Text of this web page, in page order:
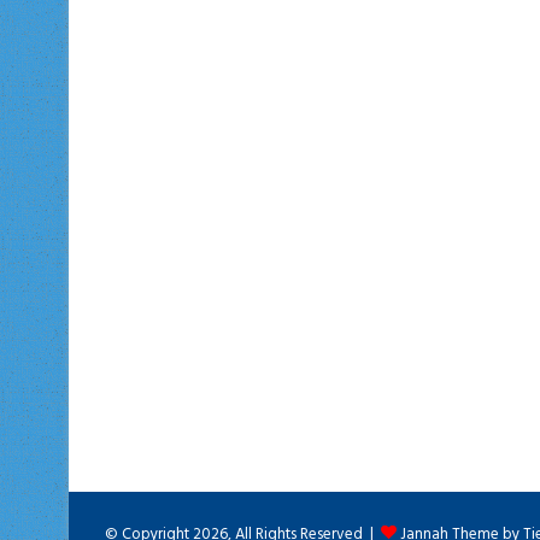
© Copyright 2026, All Rights Reserved | Jannah Theme by